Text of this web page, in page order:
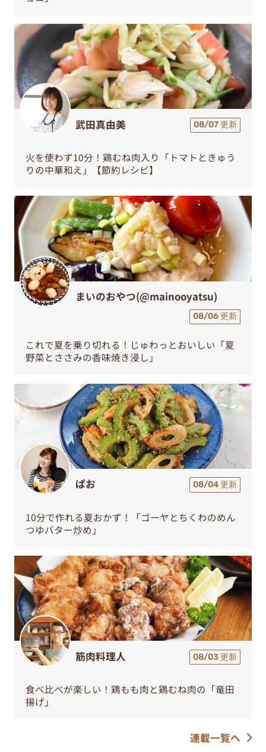
武田真由美 08/07 更新
火を使わず10分！鶏むね肉入り「トマトときゅう
りの中華和え」【節約レシピ】
まいのおやつ(@mainooyatsu)
08/06 更新
これで夏を乗り切れる！じゅわっとおいしい「夏
野菜とささみの香味焼き浸し」
ぱお 08/04 更新
10分で作れる夏おかず！「ゴーヤとちくわのめん
つゆバター炒め」
筋肉料理人 08/03 更新
食べ比べが楽しい！鶏もも肉と鶏むね肉の「竜田
揚げ」
連載一覧へ